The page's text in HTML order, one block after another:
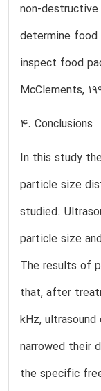
non-
determine
inspect food
McClements,
4. Conclusions
In this study
particle size
studied.
particle size
The results of
that, after
kHz,
narrowed their
the specific